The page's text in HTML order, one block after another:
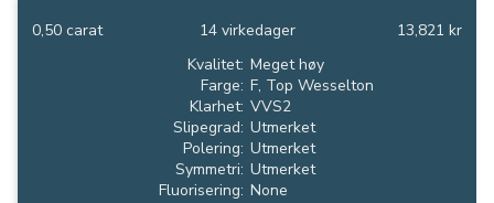
0,50 carat 13,821 kr
14 virkedager
Kvalitet: Meget høy
Farge: F, Top Wesselton
Klarhet: VVS2
Slipegrad: Utmerket
Polering: Utmerket
Symmetri: Utmerket
Fluorisering: None